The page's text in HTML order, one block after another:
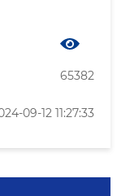
65382
09-12 11:27:33